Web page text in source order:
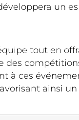
un
tout en
des
à ces
ainsi